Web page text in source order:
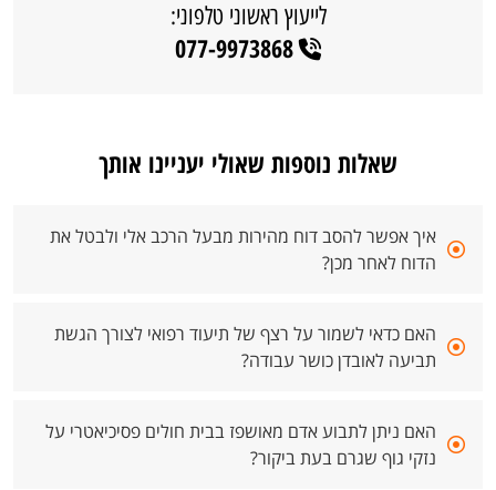
לייעוץ ראשוני טלפוני:
077-9973868
שאלות נוספות שאולי יעניינו אותך
איך אפשר להסב דוח מהירות מבעל הרכב אלי ולבטל את
הדוח לאחר מכן?
האם כדאי לשמור על רצף של תיעוד רפואי לצורך הגשת
תביעה לאובדן כושר עבודה?
האם ניתן לתבוע אדם מאושפז בבית חולים פסיכיאטרי על
נזקי גוף שגרם בעת ביקור?